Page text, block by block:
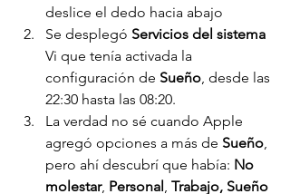
deslice el dedo hacia abajo
Se desplegó Servicios del sistema
Vi que tenía activada la
configuración de Sueño , desde las
22:30 hasta las 08:20.
La verdad no sé cuando Apple
agregó opciones a más de Sueño
pero ahí descubrí que había: No
molestar, Personal Trabajo, Sueño